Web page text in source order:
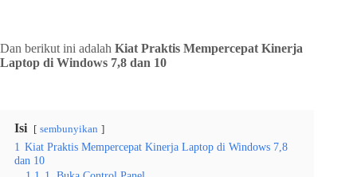
Dan berikut ini adalah Kiat Praktis Mempercepat Kinerja
Laptop di Windows 7,8 dan 10
Isi sembunyikan
1 Kiat Praktis Mempercepat Kinerja Laptop di Windows 7,8
dan 10